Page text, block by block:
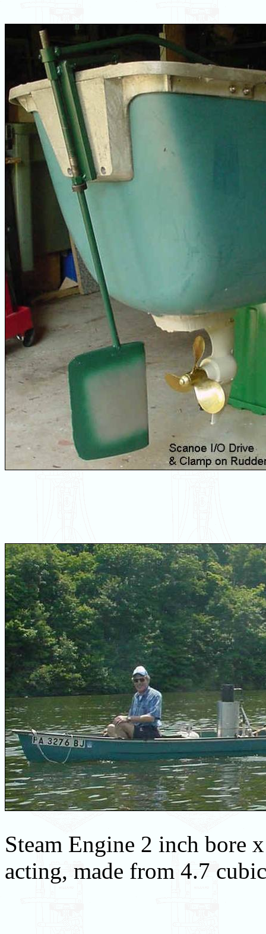
Steam Engine 2 inch bore
acting, made from 4.7